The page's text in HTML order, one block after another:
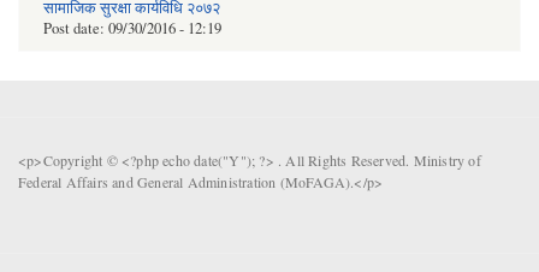
सामाजिक सुरक्षा कार्यविधि २०७२
Post date: 09/30/2016 - 12:19
<p>Copyright © <?php echo date("Y"); ?> . All Rights Reserved. Ministry of
Federal Affairs and General Administration (MoFAGA).</p>